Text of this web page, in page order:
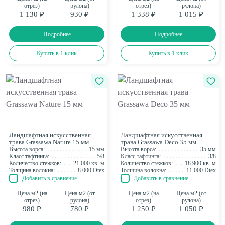
отрез)
1 130 ₽
рулона)
930 ₽
Подробнее
Купить в 1 клик
отрез)
1 338 ₽
рулона)
1 015 ₽
Подробнее
Купить в 1 клик
Ландшафтная искусственная
трава Grassawa Nature 15 мм
Высота ворса:
15 мм
Класс тафтинга:
5/8
Количество стежков:
21 000 кв. м
Толщина волокна:
8 000 Dtex
Добавить в сравнение
Цена м2 (на
отрез)
980 ₽
Цена м2 (от
рулона)
780 ₽
Ландшафтная искусственная
трава Grassawa Deco 35 мм
Высота ворса:
35 мм
Класс тафтинга:
3/8
Количество стежков:
18 900 кв. м
Толщина волокна:
11 000 Dtex
Добавить в сравнение
Цена м2 (на
отрез)
1 250 ₽
Цена м2 (от
рулона)
1 050 ₽